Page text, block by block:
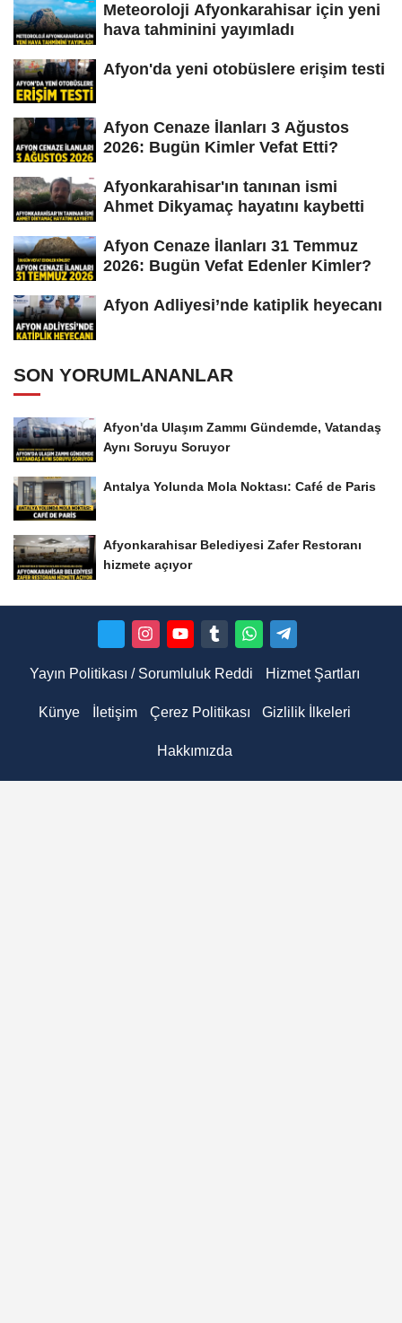
Meteoroloji Afyonkarahisar için yeni
hava tahminini yayımladı
Afyon'da yeni otobüslere erişim testi
Afyon Cenaze İlanları 3 Ağustos
2026: Bugün Kimler Vefat Etti?
Afyonkarahisar'ın tanınan ismi
Ahmet Dikyamaç hayatını kaybetti
Afyon Cenaze İlanları 31 Temmuz
2026: Bugün Vefat Edenler Kimler?
Afyon Adliyesi’nde katiplik heyecanı
SON YORUMLANANLAR
Afyon'da Ulaşım Zammı Gündemde, Vatandaş
Aynı Soruyu Soruyor
Antalya Yolunda Mola Noktası: Café de Paris
Afyonkarahisar Belediyesi Zafer Restoranı
hizmete açıyor
Yayın Politikası / Sorumluluk Reddi Hizmet Şartları
Künye İletişim Çerez Politikası Gizlilik İlkeleri
Hakkımızda